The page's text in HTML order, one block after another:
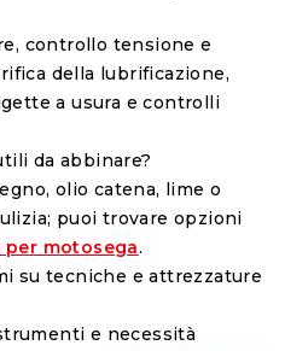
controllo tensione e
della lubrificazione,
a usura e controlli
da abbinare?
olio catena, lime o
puoi trovare opzioni
per motosega.
su tecniche e attrezzature
e necessità